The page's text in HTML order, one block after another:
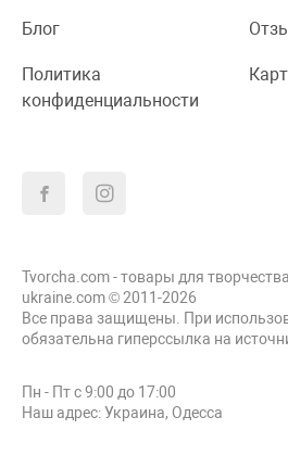
Блог
Политика
конфиденциальности
Tvorcha.com - товары для
ukraine.com © 2011-2026
Все права защищены. При
обязательна гиперссылка на
Пн - Пт с 9:00 до 17:00
Наш адрес: Украина, Одесса